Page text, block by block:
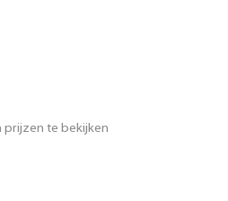
prijzen te bekijken